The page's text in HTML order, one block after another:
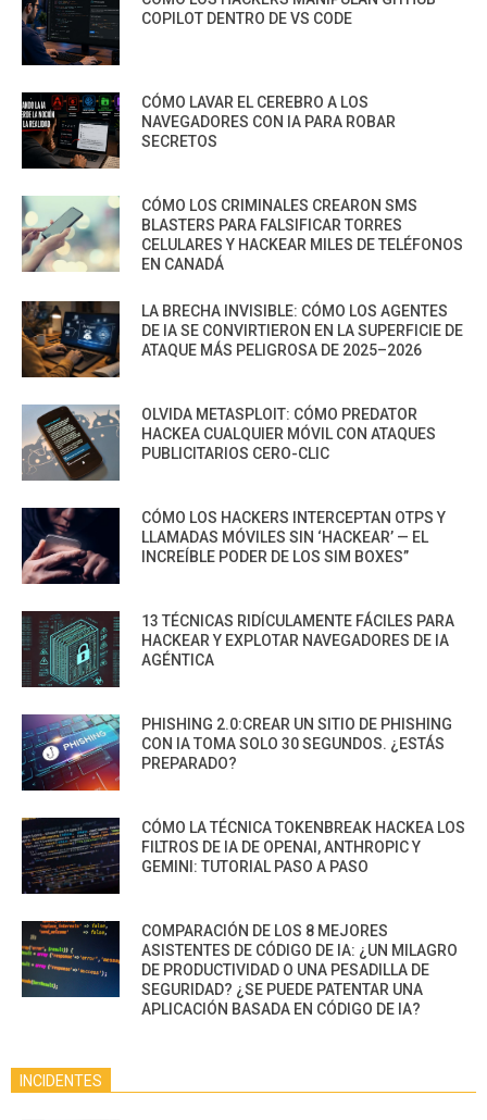
COPILOT DENTRO DE VS CODE
CÓMO LAVAR EL CEREBRO A LOS
NAVEGADORES CON IA PARA ROBAR
SECRETOS
CÓMO LOS CRIMINALES CREARON SMS
BLASTERS PARA FALSIFICAR TORRES
CELULARES Y HACKEAR MILES DE TELÉFONOS
EN CANADÁ
LA BRECHA INVISIBLE: CÓMO LOS AGENTES
DE IA SE CONVIRTIERON EN LA SUPERFICIE DE
ATAQUE MÁS PELIGROSA DE 2025–2026
OLVIDA METASPLOIT: CÓMO PREDATOR
HACKEA CUALQUIER MÓVIL CON ATAQUES
PUBLICITARIOS CERO-CLIC
CÓMO LOS HACKERS INTERCEPTAN OTPS Y
LLAMADAS MÓVILES SIN ‘HACKEAR’ — EL
INCREÍBLE PODER DE LOS SIM BOXES”
13 TÉCNICAS RIDÍCULAMENTE FÁCILES PARA
HACKEAR Y EXPLOTAR NAVEGADORES DE IA
AGÉNTICA
PHISHING 2.0:CREAR UN SITIO DE PHISHING
CON IA TOMA SOLO 30 SEGUNDOS. ¿ESTÁS
PREPARADO?
CÓMO LA TÉCNICA TOKENBREAK HACKEA LOS
FILTROS DE IA DE OPENAI, ANTHROPIC Y
GEMINI: TUTORIAL PASO A PASO
COMPARACIÓN DE LOS 8 MEJORES
ASISTENTES DE CÓDIGO DE IA: ¿UN MILAGRO
DE PRODUCTIVIDAD O UNA PESADILLA DE
SEGURIDAD? ¿SE PUEDE PATENTAR UNA
APLICACIÓN BASADA EN CÓDIGO DE IA?
INCIDENTES